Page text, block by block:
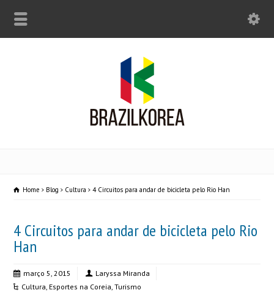
Home Blog Cultura 4 Circuitos para andar de bicicleta pelo Rio Han
4 Circuitos para andar de bicicleta pelo Rio
Han
março 5, 2015
Laryssa Miranda
Cultura, Esportes na Coreia,Turismo